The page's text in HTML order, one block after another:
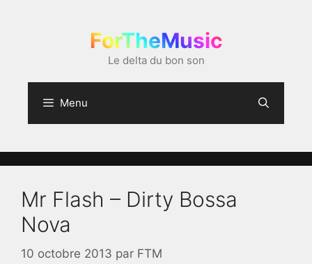
ForTheMusic
Le delta du bon son
Menu
Mr Flash – Dirty Bossa
Nova
10 octobre 2013 par FTM